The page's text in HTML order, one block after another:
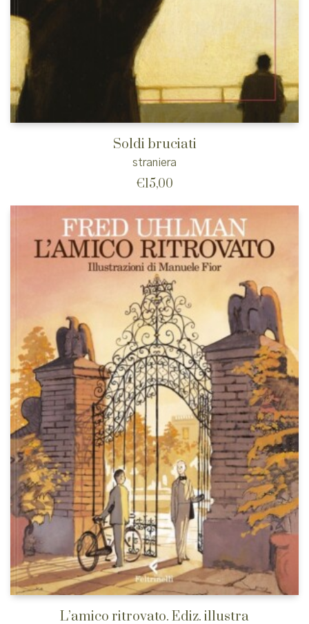
Soldi bruciati
straniera
€15,00
L’amico ritrovato. Ediz. illustra